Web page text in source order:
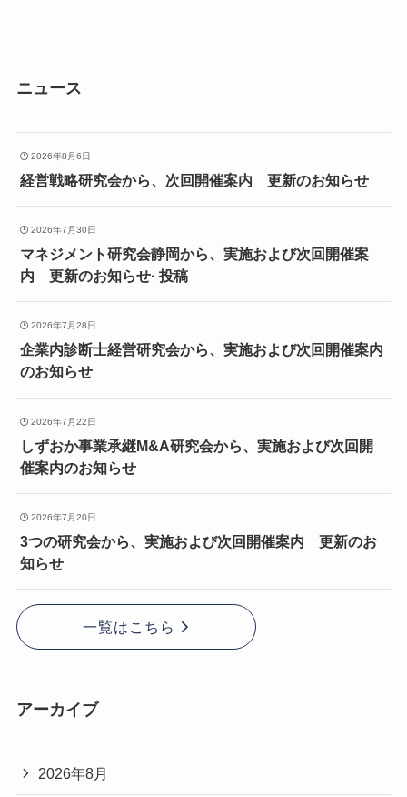
ニュース
2026年8月6日
経営戦略研究会から、次回開催案内 更新のお知らせ
2026年7月30日
マネジメント研究会静岡から、実施および次回開催案
内 更新のお知らせ· 投稿
2026年7月28日
企業内診断士経営研究会から、実施および次回開催案内
のお知らせ
2026年7月22日
しずおか事業承継M&A研究会から、実施および次回開
催案内のお知らせ
2026年7月20日
3つの研究会から、実施および次回開催案内 更新のお
知らせ
一覧はこちら
アーカイブ
2026年8月